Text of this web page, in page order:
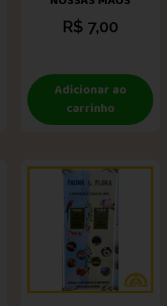
R$ 7,00
Adicionar ao
carrinho